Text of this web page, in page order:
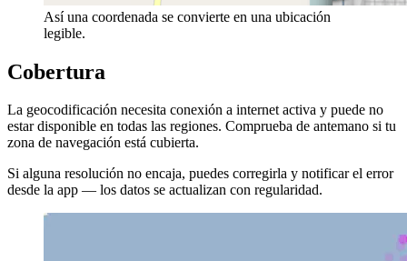
Así una coordenada se convierte en una ubicación
legible.
Cobertura
La geocodificación necesita conexión a internet activa y puede no
estar disponible en todas las regiones. Comprueba de antemano si tu
zona de navegación está cubierta.
Si alguna resolución no encaja, puedes corregirla y notificar el error
desde la app — los datos se actualizan con regularidad.